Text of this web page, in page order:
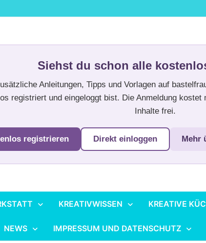
Siehst du schon alle
Anleitungen, Tipps und Vorlagen auf
registriert und eingeloggt bist. Die Anmeldung
Inhalte frei.
registrieren Direkt einloggen Mehr
KREATIVWISSEN KREATIVE
NEWS IMPRESSUM UND DATENSCHUTZ